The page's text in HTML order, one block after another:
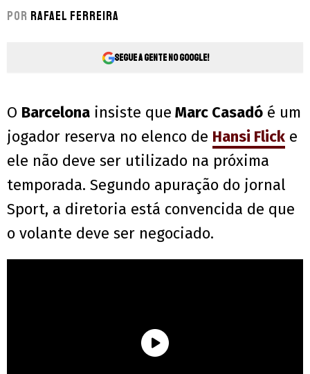
Por Rafael Ferreira
Segue a gente no Google!
O Barcelona insiste que Marc Casadó é um
jogador reserva no elenco de Hansi Flick e
ele não deve ser utilizado na próxima
temporada. Segundo apuração do jornal
Sport, a diretoria está convencida de que
o volante deve ser negociado.